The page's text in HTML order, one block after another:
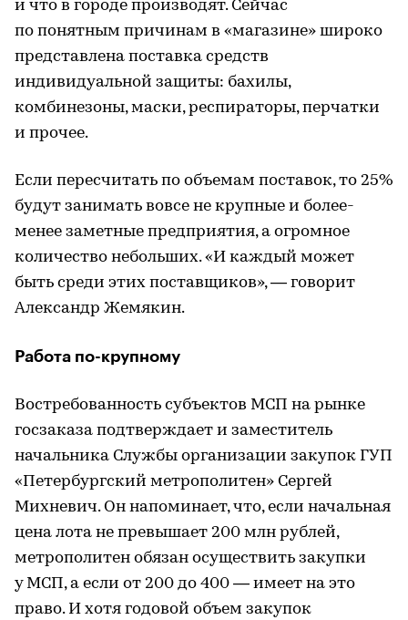
и что в городе производят. Сейчас
по понятным причинам в «магазине» широко
представлена поставка средств
индивидуальной защиты: бахилы,
комбинезоны, маски, респираторы, перчатки
и прочее.
Если пересчитать по объемам поставок, то 25%
будут занимать вовсе не крупные и более-
менее заметные предприятия, а огромное
количество небольших. «И каждый может
быть среди этих поставщиков», — говорит
Александр Жемякин.
Работа по-крупному
Востребованность субъектов МСП на рынке
госзаказа подтверждает и заместитель
начальника Службы организации закупок ГУП
«Петербургский метрополитен» Сергей
Михневич. Он напоминает, что, если начальная
цена лота не превышает 200 млн рублей,
метрополитен обязан осуществить закупки
у МСП, а если от 200 до 400 — имеет на это
право. И хотя годовой объем закупок